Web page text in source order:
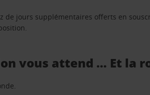
de jours supplémentaires offerts en
vous attend … Et la